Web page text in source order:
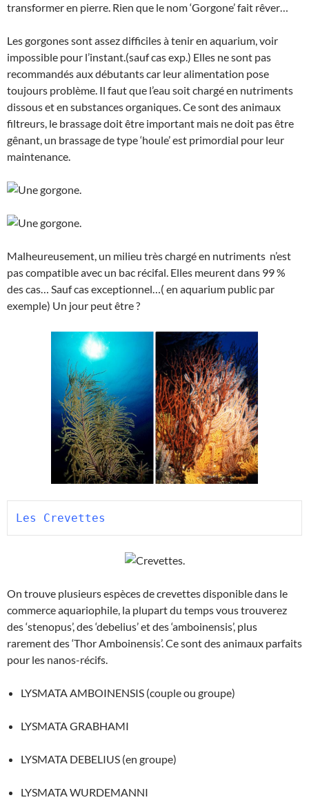
transformer en pierre. Rien que le nom ‘Gorgone’ fait rêver…
Les gorgones sont assez difficiles à tenir en aquarium, voir
impossible pour l’instant.(sauf cas exp.) Elles ne sont pas
recommandés aux débutants car leur alimentation pose
toujours problème. Il faut que l’eau soit chargé en nutriments
dissous et en substances organiques. Ce sont des animaux
filtreurs, le brassage doit être important mais ne doit pas être
gênant, un brassage de type ‘houle’ est primordial pour leur
maintenance.
Malheureusement, un milieu très chargé en nutriments n’est
pas compatible avec un bac récifal. Elles meurent dans 99 %
des cas… Sauf cas exceptionnel…( en aquarium public par
exemple) Un jour peut être ?
Les Crevettes
On trouve plusieurs espèces de crevettes disponible dans le
commerce aquariophile, la plupart du temps vous trouverez
des ‘stenopus’, des ‘debelius’ et des ‘amboinensis’, plus
rarement des ‘Thor Amboinensis’. Ce sont des animaux parfaits
pour les nanos-récifs.
LYSMATA AMBOINENSIS (couple ou groupe)
LYSMATA GRABHAMI
LYSMATA DEBELIUS (en groupe)
LYSMATA WURDEMANNI